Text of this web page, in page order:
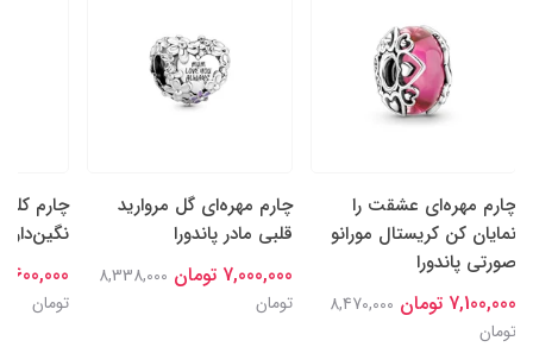
چارم مهره‌ای عشقت را
نمایان کن کریستال مورانو
صورتی پاندورا
7,100,000 تومان
8,470,000
تومان
چارم مهره‌ای گل‌ مروارید
قلبی مادر پاندورا
7,000,000 تومان
8,338,000
تومان
چارم
نگین‌دار
7,600,000
تومان